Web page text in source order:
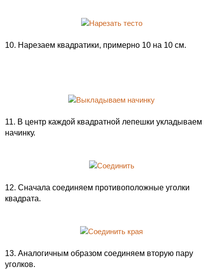
10. Нарезаем квадратики, примерно 10 на 10 см.
11. В центр каждой квадратной лепешки укладываем
начинку.
12. Сначала соединяем противоположные уголки
квадрата.
13. Аналогичным образом соединяем вторую пару
уголков.